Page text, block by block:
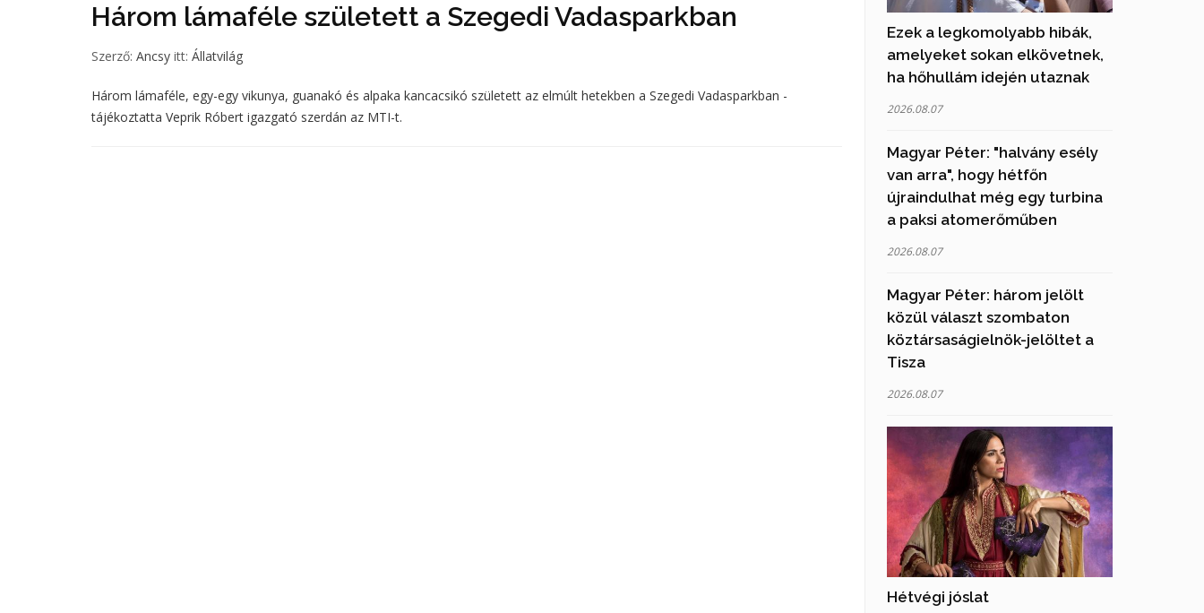
Három lámaféle született a Szegedi Vadasparkban
Szerző: Ancsy itt: Állatvilág
Három lámaféle, egy-egy vikunya, guanakó és alpaka kancacsikó született az elmúlt hetekben a Szegedi Vadasparkban -
tájékoztatta Veprik Róbert igazgató szerdán az MTI-t.
Ezek a legkomolyabb hibák,
amelyeket sokan elkövetnek,
ha hőhullám idején utaznak
2026.08.07
Magyar Péter: "halvány esély
van arra", hogy hétfőn
újraindulhat még egy turbina
a paksi atomerőműben
2026.08.07
Magyar Péter: három jelölt
közül választ szombaton
köztársaságielnök-jelöltet a
Tisza
2026.08.07
Hétvégi jóslat